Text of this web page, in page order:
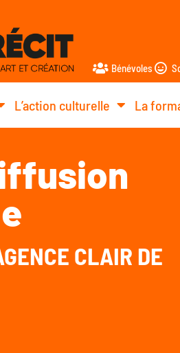
Bénévoles
L’action culturelle La
CLAIR DE